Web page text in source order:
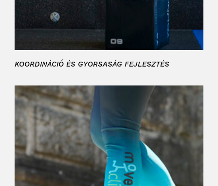
KOORDINÁCIÓ ÉS GYORSASÁG FEJLESZTÉS